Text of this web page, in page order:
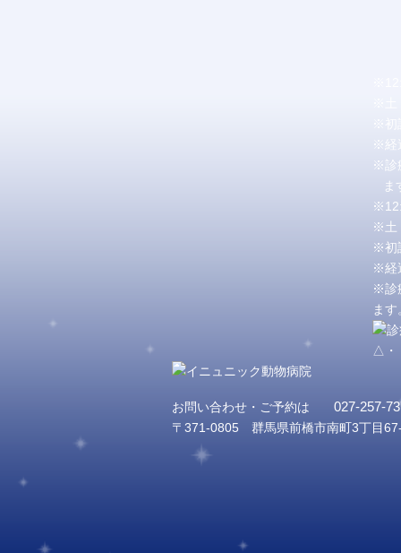
※経
※診
ま
※土
※初
※経
※診
ま
△・
お問い合わせ・ご予約は 027-257-
〒371-0805 群馬県前橋市南町3丁目